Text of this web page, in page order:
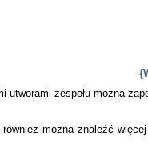
utworami zespołu można
również można znaleźć